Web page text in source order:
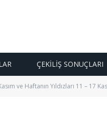
ÇEKİLİŞ SONUÇLARI
ve Haftanın Yıldızları 11 – 17